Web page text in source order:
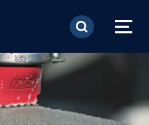
Direkt zum Inhalt